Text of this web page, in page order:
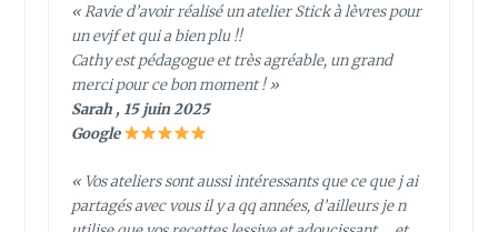
« Ravie d’avoir réalisé un atelier Stick à lèvres pour
un evjf et qui a bien plu !!
Cathy est pédagogue et très agréable, un grand
merci pour ce bon moment ! »
Sarah , 15 juin 2025
Google
« Vos ateliers sont aussi intéressants que ce que j ai
partagés avec vous il y a qq années, d’ailleurs je n